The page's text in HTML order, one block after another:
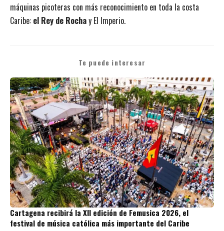
máquinas picoteras con más reconocimiento en toda la costa
Caribe: el Rey de Rochay El Imperio.
Te puede interesar
Cartagena recibirá la XII edición de Femusica 2026, el
festival de música católica más importante del Caribe